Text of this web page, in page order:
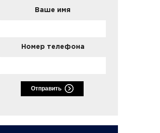
Ваше имя
Номер телефона
Отправить